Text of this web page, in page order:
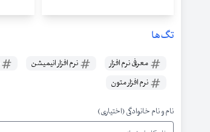
تگ‌ها
معرفی نرم افزار نرم افزار انیمیشن
نرم افزار متون
نام و نام خانوادگی (اختیاری)